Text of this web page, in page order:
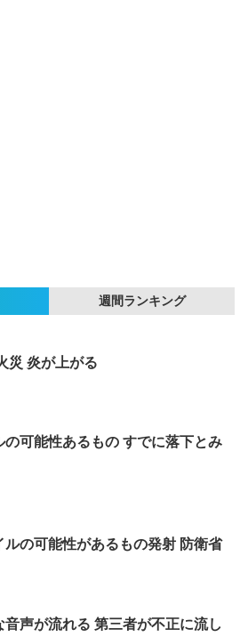
週間ランキング
災 炎が上がる
可能性あるもの すでに落下とみ
の可能性があるもの発射 防衛省
声が流れる 第三者が不正に流し